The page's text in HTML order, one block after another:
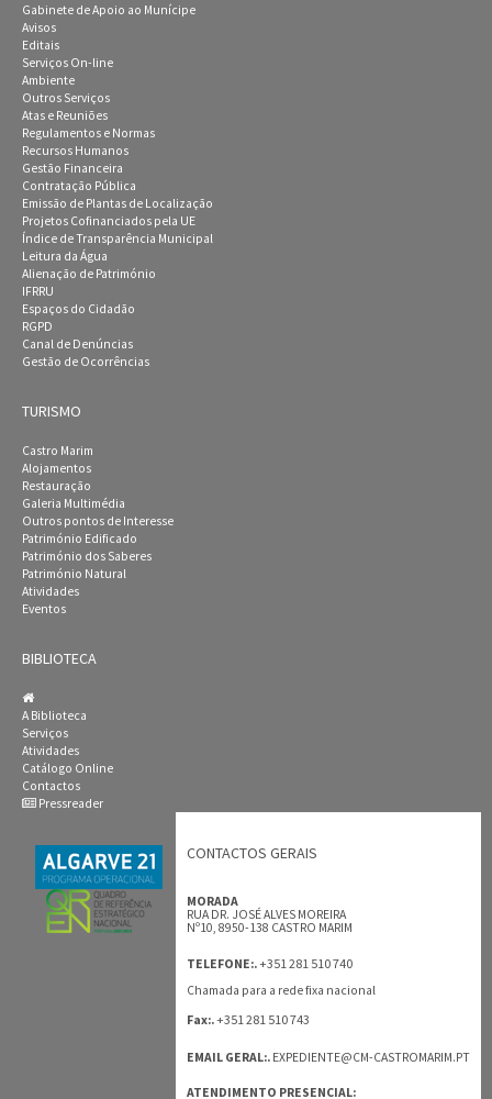
Gabinete de Apoio ao Munícipe
Avisos
Editais
Serviços On-line
Ambiente
Outros Serviços
Atas e Reuniões
Regulamentos e Normas
Recursos Humanos
Gestão Financeira
Contratação Pública
Emissão de Plantas de Localização
Projetos Cofinanciados pela UE
Índice de Transparência Municipal
Leitura da Água
Alienação de Património
IFRRU
Espaços do Cidadão
RGPD
Canal de Denúncias
Gestão de Ocorrências
TURISMO
Castro Marim
Alojamentos
Restauração
Galeria Multimédia
Outros pontos de Interesse
Património Edificado
Património dos Saberes
Património Natural
Atividades
Eventos
BIBLIOTECA
A Biblioteca
Serviços
Atividades
Catálogo Online
Contactos
Pressreader
CONTACTOS GERAIS
MORADA
RUA DR. JOSÉ ALVES MOREIRA
Nº10, 8950-138 CASTRO MARIM
TELEFONE:.+351 281 510 740
Chamada para a rede fixa nacional
Fax:.+351 281 510 743
EMAIL GERAL:. EXPEDIENTE@CM-CASTROMARIM.PT
ATENDIMENTO PRESENCIAL: